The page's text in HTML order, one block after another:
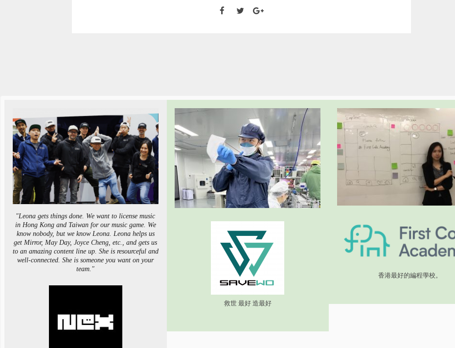
"Leona gets things done. We want to license music
in Hong Kong and Taiwan for our music game. We
know nobody, but we know Leona. Leona helps us
get Mirror, May Day, Joyce Cheng, etc., and gets us
to an amazing content line up. She is resourceful and
well-connected. She is someone you want on your
team."
救世 最好 造最好
香港最好的編程學校。